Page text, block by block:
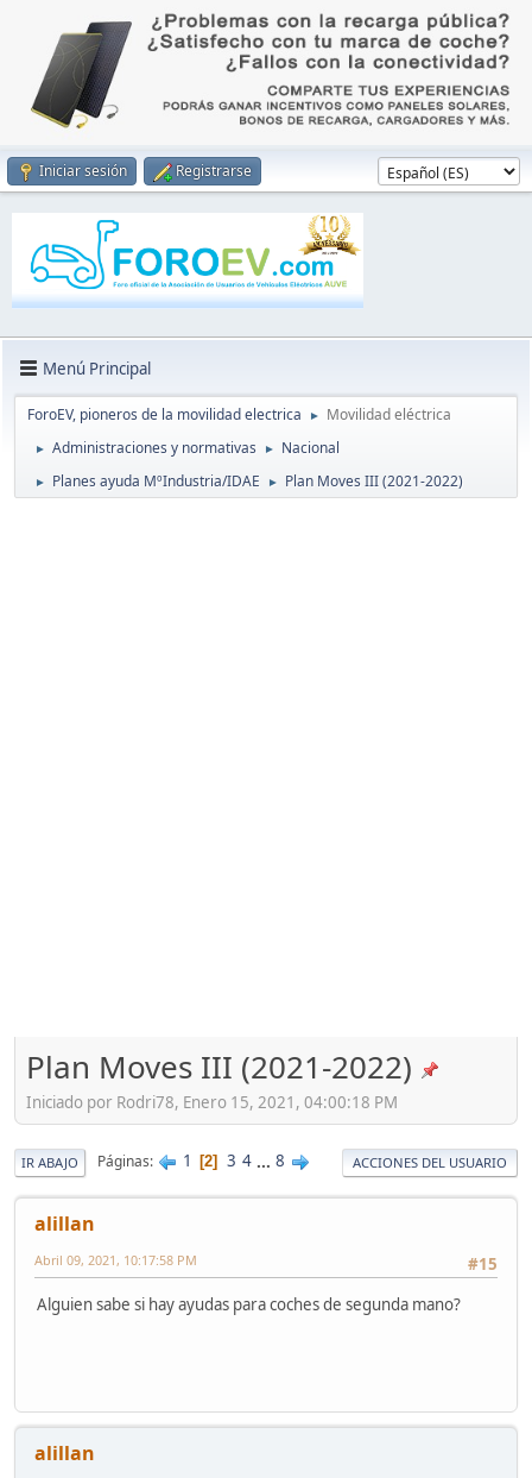
Iniciar sesión Registrarse
Menú Principal
ForoEV, pioneros de la movilidad electrica ► Movilidad eléctrica
► Administraciones y normativas ► Nacional
► Planes ayuda MºIndustria/IDAE ► Plan Moves III (2021-2022)
Plan Moves III (2021-2022)
Iniciado por Rodri78, Enero 15, 2021, 04:00:18 PM
IR ABAJO Páginas 1 2 3 4 ... 8 ACCIONES DEL USUARIO
alillan
#15
Abril 09, 2021, 10:17:58 PM
Alguien sabe si hay ayudas para coches de segunda mano?
alillan